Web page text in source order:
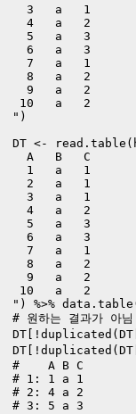
  3   a   1
  4   a   2
  5   a   3
  6   a   3
  7   a   1
  8   a   2
  9   a   2
10   a   2
")
DT <-
  A   B   C
  1   a   1
  2   a   1
  3   a   1
  4   a   2
  5   a   3
  6   a   3
  7   a   1
  8   a   2
  9   a   2
10   a   2
") %>%
# 원하는 결과가 아님
#    A B C
# 1: 1 a 1
# 2: 4 a 2
# 3: 5 a 3